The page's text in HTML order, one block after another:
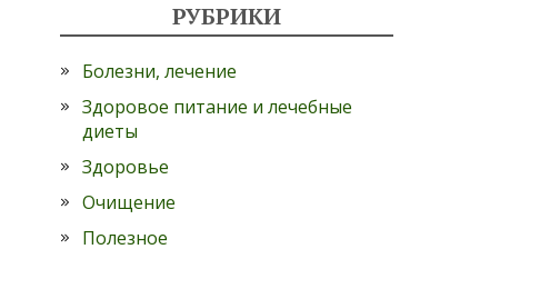
РУБРИКИ
Болезни, лечение
Здоровое питание и лечебные
диеты
Здоровье
Очищение
Полезное